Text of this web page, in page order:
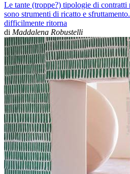
Le tante (troppe?) tipologie di
sono strumenti di ricatto e
difficilmente ritorna
di Maddalena Robustelli